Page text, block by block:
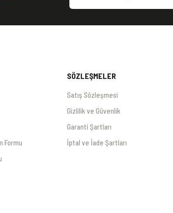
Formu
SÖZLEŞMELER
Satış Sözleşmesi
Gizlilik ve Güvenlik
Garanti Şartları
İptal ve İade Şartları